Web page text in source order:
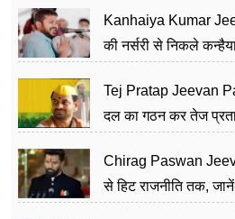
Kanhaiya Kumar
की नर्सरी से निकले
Tej Pratap Jeevan
दल का गठन कर तेज
Chirag Paswan
से हिट राजनीति तक,